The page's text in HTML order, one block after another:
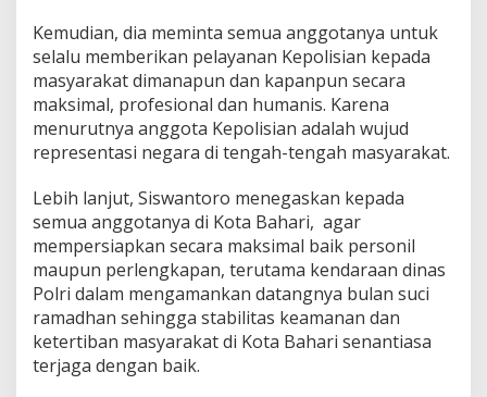
Kemudian, dia meminta semua anggotanya untuk
selalu memberikan pelayanan Kepolisian kepada
masyarakat dimanapun dan kapanpun secara
maksimal, profesional dan humanis. Karena
menurutnya anggota Kepolisian adalah wujud
representasi negara di tengah-tengah masyarakat.
Lebih lanjut, Siswantoro menegaskan kepada
semua anggotanya di Kota Bahari, agar
mempersiapkan secara maksimal baik personil
maupun perlengkapan, terutama kendaraan dinas
Polri dalam mengamankan datangnya bulan suci
ramadhan sehingga stabilitas keamanan dan
ketertiban masyarakat di Kota Bahari senantiasa
terjaga dengan baik.